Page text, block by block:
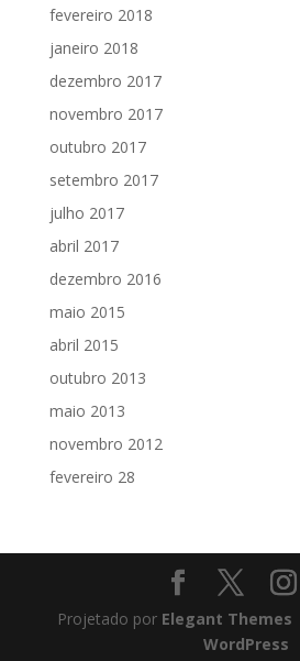
fevereiro 2018
janeiro 2018
dezembro 2017
novembro 2017
outubro 2017
setembro 2017
julho 2017
abril 2017
dezembro 2016
maio 2015
abril 2015
outubro 2013
maio 2013
novembro 2012
fevereiro 28
Projetado por Elegant Themes
WordPress